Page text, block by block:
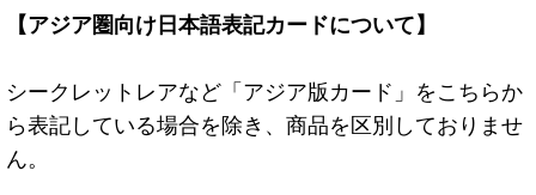
【アジア圏向け日本語表記カードについて】
シークレットレアなど「アジア版カード」をこちらか
ら表記している場合を除き、商品を区別しておりませ
ん。